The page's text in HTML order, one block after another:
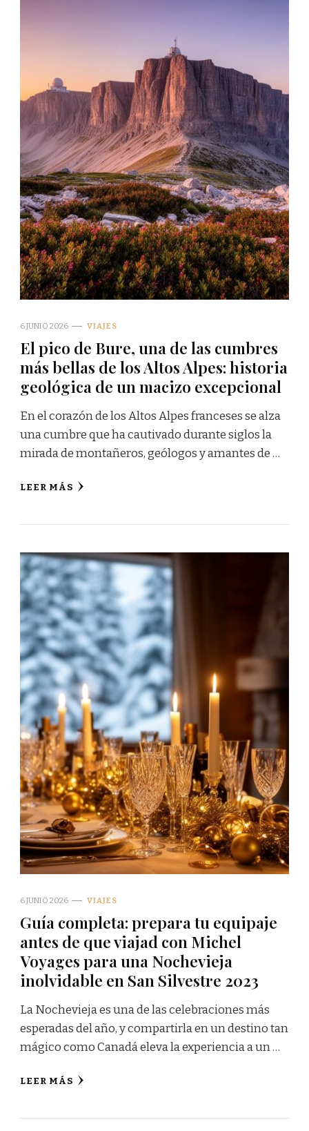
6 JUNIO 2026 VIAJES
El pico de Bure, una de las cumbres
más bellas de los Altos Alpes: historia
geológica de un macizo excepcional
En el corazón de los Altos Alpes franceses se alza
una cumbre que ha cautivado durante siglos la
mirada de montañeros, geólogos y amantes de …
LEER MÁS
6 JUNIO 2026 VIAJES
Guía completa: prepara tu equipaje
antes de que viajad con Michel
Voyages para una Nochevieja
inolvidable en San Silvestre 2023
La Nochevieja es una de las celebraciones más
esperadas del año, y compartirla en un destino tan
mágico como Canadá eleva la experiencia a un …
LEER MÁS